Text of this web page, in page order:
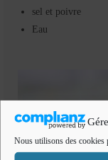
Nous utilisons des cookies
sel et poivre
Eau